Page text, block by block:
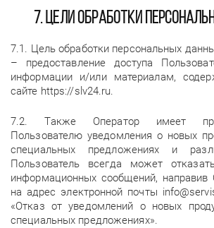
7. Цели обработки
7.1. Цель обработки персональных
– предоставление доступа
информации и/или материалам,
сайте https://slv24.ru.
7.2. Также Оператор имеет
Пользователю уведомления о новых
специальных предложениях и
Пользователь всегда может
информационных сообщений, направив
на адрес электронной почты
«Отказ от уведомлений о новых
специальных предложениях».